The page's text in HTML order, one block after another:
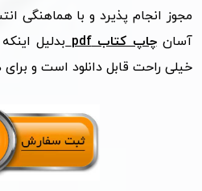
مجوز انجام پذیرد و با هماهنگی
آسانچاپ کتاب pdf
بدلیل
خیلی راحت قابل دانلود است و